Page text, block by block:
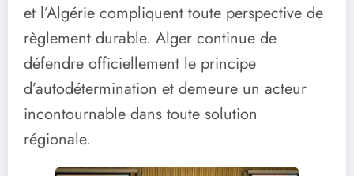
et l’Algérie compliquent toute perspective de
règlement durable. Alger continue de
défendre officiellement le principe
d’autodétermination et demeure un acteur
incontournable dans toute solution
régionale.